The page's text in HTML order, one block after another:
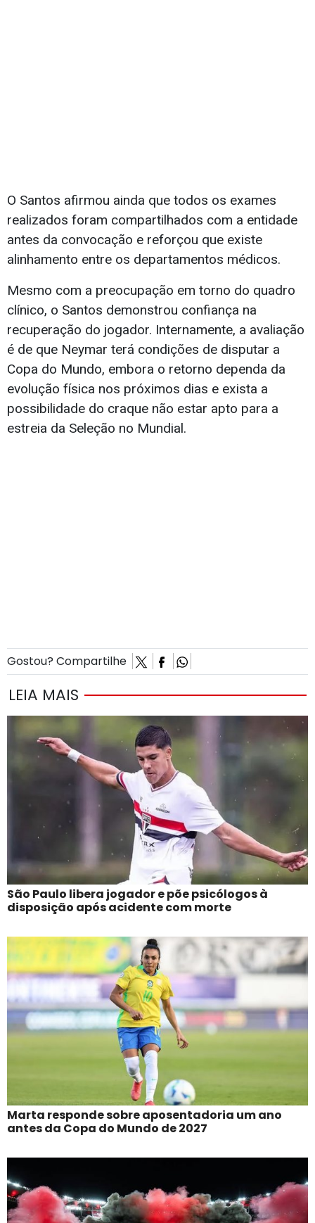
O Santos afirmou ainda que todos os exames
realizados foram compartilhados com a entidade
antes da convocação e reforçou que existe
alinhamento entre os departamentos médicos.
Mesmo com a preocupação em torno do quadro
clínico, o Santos demonstrou confiança na
recuperação do jogador. Internamente, a avaliação
é de que Neymar terá condições de disputar a
Copa do Mundo, embora o retorno dependa da
evolução física nos próximos dias e exista a
possibilidade do craque não estar apto para a
estreia da Seleção no Mundial.
Gostou? Compartilhe
LEIA MAIS
São Paulo libera jogador e põe psicólogos à
disposição após acidente com morte
Marta responde sobre aposentadoria um ano
antes da Copa do Mundo de 2027